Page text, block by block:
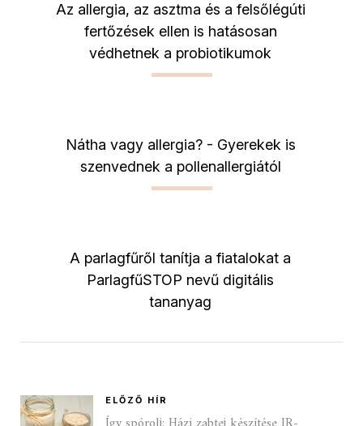
Az allergia, az asztma és a felsőlégúti
fertőzések ellen is hatásosan
védhetnek a probiotikumok
Nátha vagy allergia? - Gyerekek is
szenvednek a pollenallergiától
A parlagfűről tanítja a fiatalokat a
ParlagfűSTOP nevű digitális
tananyag
ELŐZŐ HÍR